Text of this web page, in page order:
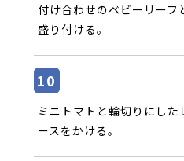
付け合わせのベビーリーフ
盛り付ける。
ミニトマトと輪切りにし
ースをかける。